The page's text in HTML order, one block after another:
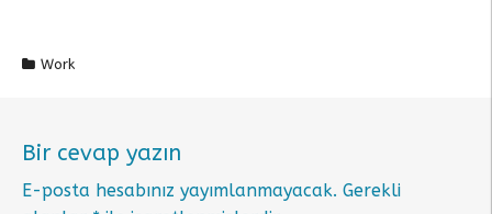
Work
Bir cevap yazın
E-posta hesabınız yayımlanmayacak. Gerekli